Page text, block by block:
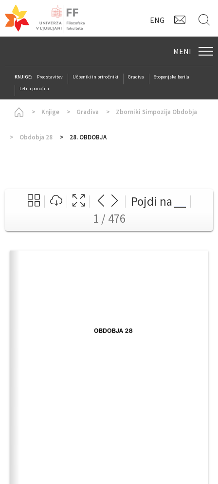
ENG
MENI
KNJIGE: Predstavitev Učbeniki in priročniki Gradiva
Stopenjska berila
Letna poročila
Homepage
Knjige Gradiva Zborniki Simpozija Obdobja
Obdobja 28 28. OBDOBJA
Pojdi na
1 / 476